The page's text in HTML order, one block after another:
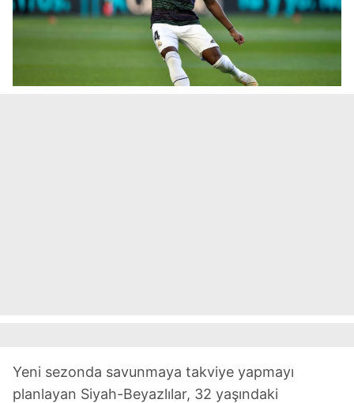
Yeni sezonda savunmaya takviye yapmayı
planlayan Siyah-Beyazlılar, 32 yaşındaki